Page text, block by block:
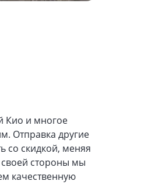
Кио и многое
Отправка другие
со скидкой, меняя
своей стороны мы
качественную